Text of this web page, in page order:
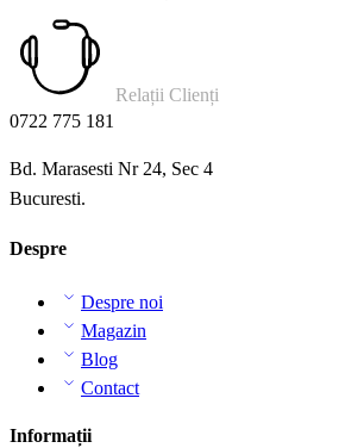
Relații Clienți
0722 775 181
Bd. Marasesti Nr 24, Sec 4
Bucuresti.
Despre
Despre noi
Magazin
Blog
Contact
Informații